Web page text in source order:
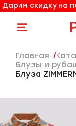
10% на
Дарим скидку на
Главная
Блузы и
Блуза